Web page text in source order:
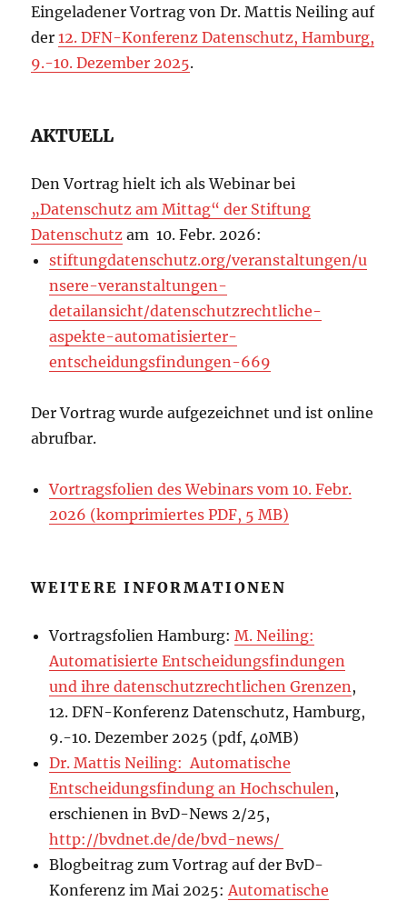
Eingeladener Vortrag von Dr. Mattis Neiling auf
der12. DFN-Konferenz Datenschutz, Hamburg,
9.-10. Dezember 2025.
AKTUELL
Den Vortrag hielt ich als Webinar bei
„Datenschutz am Mittag“ der Stiftung
Datenschutz am 10. Febr. 2026:
stiftungdatenschutz.org/veranstaltungen/u
nsere-veranstaltungen-
detailansicht/datenschutzrechtliche-
aspekte-automatisierter-
entscheidungsfindungen-669
Der Vortrag wurde aufgezeichnet und ist online
abrufbar.
Vortragsfolien des Webinars vom 10. Febr.
2026 (komprimiertes PDF, 5 MB)
WEITERE INFORMATIONEN
Vortragsfolien Hamburg:M. Neiling:
Automatisierte Entscheidungsfindungen
und ihre datenschutzrechtlichen Grenzen,
12. DFN-Konferenz Datenschutz, Hamburg,
9.-10. Dezember 2025 (pdf, 40MB)
Dr. Mattis Neiling: Automatische
Entscheidungsfindung an Hochschulen,
erschienen in BvD-News 2/25,
http://bvdnet.de/de/bvd-news/
Blogbeitrag zum Vortrag auf der BvD-
Konferenz im Mai 2025:Automatische